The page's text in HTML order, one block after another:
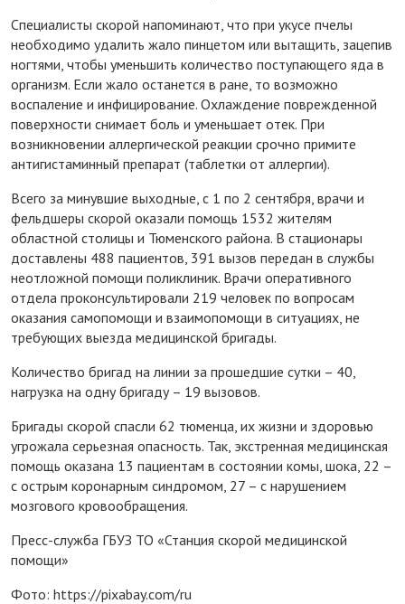
Специалисты скорой напоминают, что при укусе пчелы
необходимо удалить жало пинцетом или вытащить, зацепив
ногтями, чтобы уменьшить количество поступающего яда в
организм. Если жало останется в ране, то возможно
воспаление и инфицирование. Охлаждение поврежденной
поверхности снимает боль и уменьшает отек. При
возникновении аллергической реакции срочно примите
антигистаминный препарат (таблетки от аллергии).
Всего за минувшие выходные, с 1 по 2 сентября, врачи и
фельдшеры скорой оказали помощь 1532 жителям
областной столицы и Тюменского района. В стационары
доставлены 488 пациентов, 391 вызов передан в службы
неотложной помощи поликлиник. Врачи оперативного
отдела проконсультировали 219 человек по вопросам
оказания самопомощи и взаимопомощи в ситуациях, не
требующих выезда медицинской бригады.
Количество бригад на линии за прошедшие сутки – 40,
нагрузка на одну бригаду – 19 вызовов.
Бригады скорой спасли 62 тюменца, их жизни и здоровью
угрожала серьезная опасность. Так, экстренная медицинская
помощь оказана 13 пациентам в состоянии комы, шока, 22 –
с острым коронарным синдромом, 27 – с нарушением
мозгового кровообращения.
Пресс-служба ГБУЗ ТО «Станция скорой медицинской
помощи»
Фото: https://pixabay.com/ru